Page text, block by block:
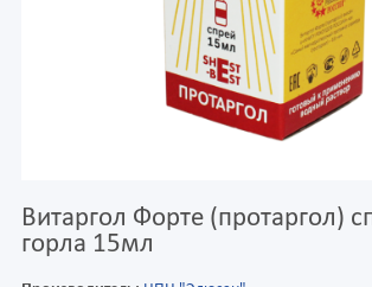
Витаргол Форте (протаргол)
горла 15мл